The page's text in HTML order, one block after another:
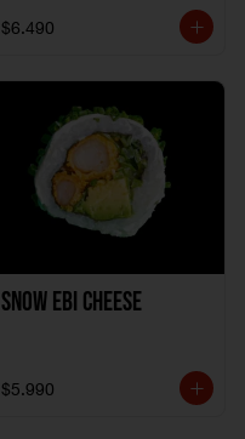
$6.490
Snow Ebi Cheese
$5.990